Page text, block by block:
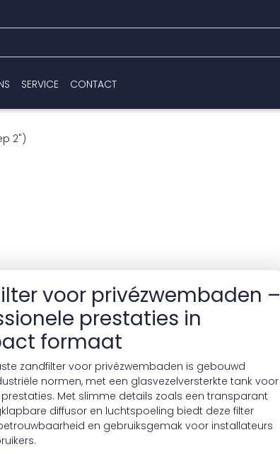
SERVICE CONTACT
2")
voor privézwembaden –
prestaties in
formaat
zandfilter voor privézwembaden is gebouwd
normen, met een glasvezelversterkte tank voor
Met slimme details zoals een transparant
diffusor en luchtspoeling biedt deze filter
en gebruiksgemak voor installateurs